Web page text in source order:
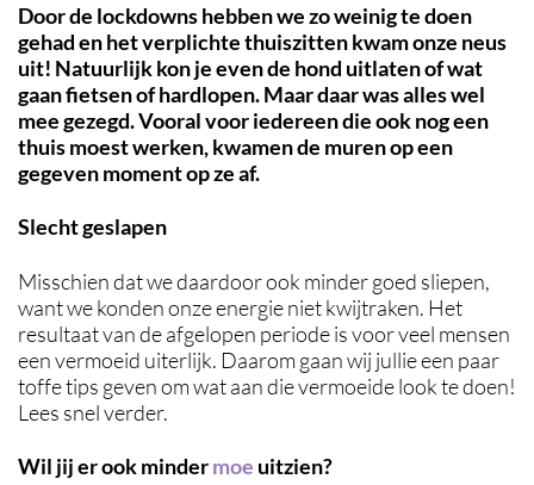
Door de lockdowns hebben we zo weinig te doen
gehad en het verplichte thuiszitten kwam onze neus
uit! Natuurlijk kon je even de hond uitlaten of wat
gaan fietsen of hardlopen. Maar daar was alles wel
mee gezegd. Vooral voor iedereen die ook nog een
thuis moest werken, kwamen de muren op een
gegeven moment op ze af.
Slecht geslapen
Misschien dat we daardoor ook minder goed sliepen,
want we konden onze energie niet kwijtraken. Het
resultaat van de afgelopen periode is voor veel mensen
een vermoeid uiterlijk. Daarom gaan wij jullie een paar
toffe tips geven om wat aan die vermoeide look te doen!
Lees snel verder.
Wil jij er ook mindermoe uitzien?